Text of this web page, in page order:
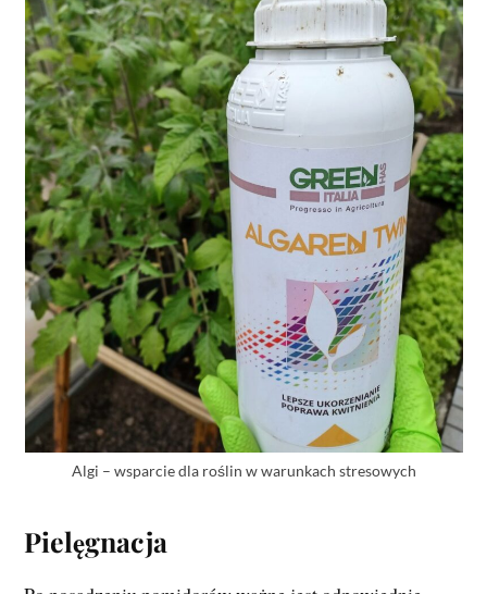
Algi – wsparcie dla roślin w warunkach stresowych
Pielęgnacja